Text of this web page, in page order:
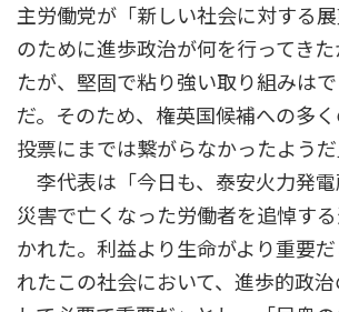
主労働党が「新しい社会に対する
のために進歩政治が何を行ってき
たが、堅固で粘り強い取り組みは
だ。そのため、権英国候補への多
投票にまでは繋がらなかったよう
李代表は「今日も、泰安火力発
災害で亡くなった労働者を追悼す
かれた。利益より生命がより重要
れたこの社会において、進歩的政